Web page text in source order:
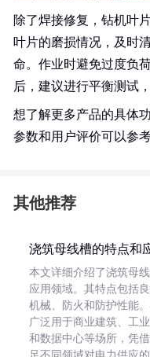
除了焊接修复，钻机叶
叶片的磨损情况，及时
命。作业时避免过度负
后，建议进行平衡测试
想了解更多产品的具体
参数和用户评价可以参
其他推荐
浇筑母线槽的特点和
本文详细介绍了浇筑母
应用领域。其特点包括良
机械、防火和防护性能。
广泛用于商业建筑、工
和数据中心等场所，凭